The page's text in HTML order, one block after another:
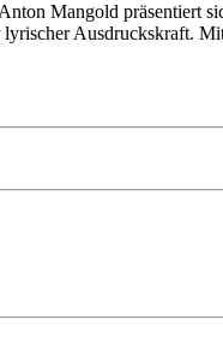
Mangold präsentiert
Ausdruckskraft.